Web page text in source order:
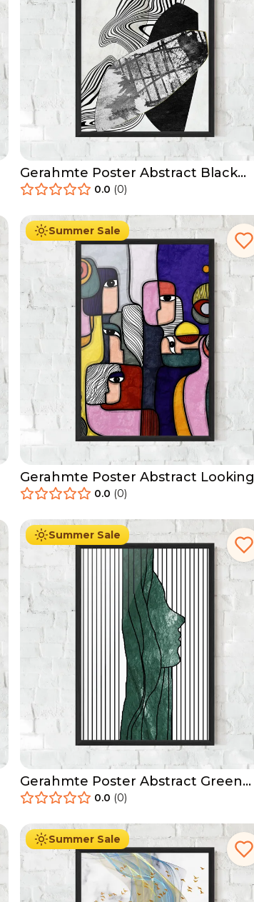
Gerahmte Poster Abstract Black
Lines
0.0 (0)
Summer Sale
Ab 49.90 € 29.90
Gerahmte Poster Abstract Looking
Eyes
0.0 (0)
Summer Sale
Ab 49.90 € 29.90
Gerahmte Poster Abstract Green
Face
0.0 (0)
Summer Sale
Ab 49.90 € 29.90